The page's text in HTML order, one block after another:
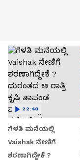
ಗೆಳತಿ ಮನೆಯಲ್ಲಿ
Vaishak​​ ನೇಣಿಗೆ
ಶರಣಾಗಿದ್ದೇಕೆ ?
22:40